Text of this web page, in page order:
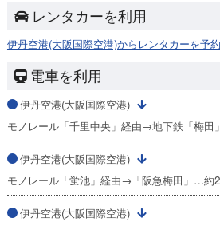
レンタカーを利用
伊丹空港(大阪国際空港)からレンタカーを予
電車を利用
伊丹空港(大阪国際空港)
モノレール「千里中央」経由→地下鉄「梅田
伊丹空港(大阪国際空港)
モノレール「蛍池」経由→「阪急梅田」…約
伊丹空港(大阪国際空港)